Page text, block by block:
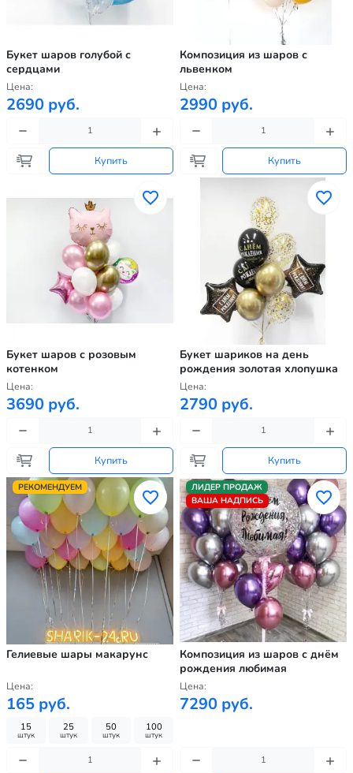
Букет шаров голубой с
сердцами
Цена:
2690 руб.
Купить
Композиция из шаров с
львенком
Цена:
2990 руб.
Купить
Букет шаров с розовым
котенком
Цена:
3690 руб.
Купить
Букет шариков на день
рождения золотая хлопушка
Цена:
2790 руб.
Купить
РЕКОМЕНДУЕМ
Гелиевые шары макарунс
Цена:
165 руб.
15
штук
25
штук
50
штук
100
штук
ЛИДЕР ПРОДАЖ
ВАША НАДПИСЬ
Композиция из шаров с днём
рождения любимая
Цена:
7290 руб.